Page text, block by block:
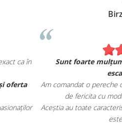
exact ca în
și oferta
pasionaților
Sunt foarte
Am comandat o
de fericita cu
Aceștia au toate